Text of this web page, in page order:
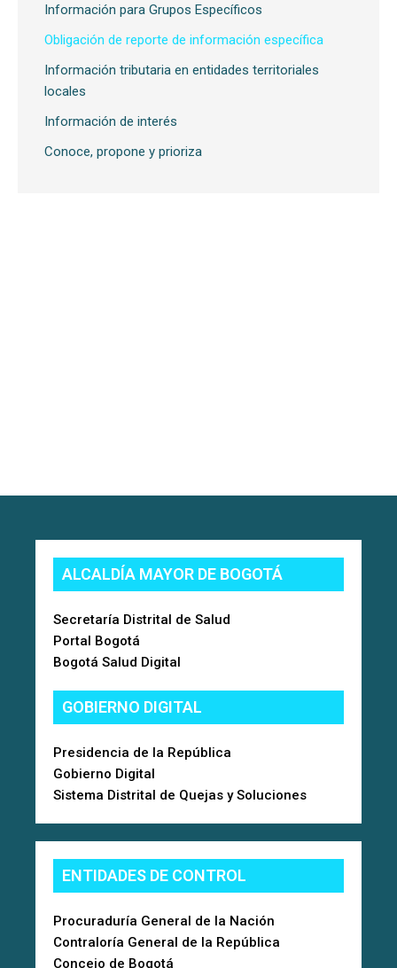
Información para Grupos Específicos
Obligación de reporte de información específica
Información tributaria en entidades territoriales
locales
Información de interés
Conoce, propone y prioriza
ALCALDÍA MAYOR DE BOGOTÁ
Secretaría Distrital de Salud
Portal Bogotá
Bogotá Salud Digital
GOBIERNO DIGITAL
Presidencia de la República
Gobierno Digital
Sistema Distrital de Quejas y Soluciones
ENTIDADES DE CONTROL
Procuraduría General de la Nación
Contraloría General de la República
Concejo de Bogotá